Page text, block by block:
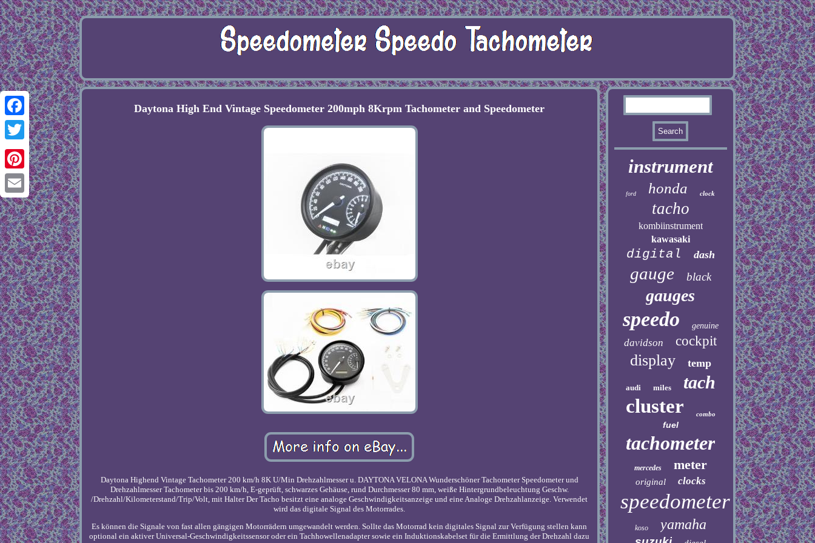
Facebook
Twitter
Pinterest
Email
Daytona High End Vintage Speedometer 200mph 8Krpm Tachometer and Speedometer
Daytona Highend Vintage Tachometer 200 km/h 8K U/Min Drehzahlmesser u. DAYTONA VELONA Wunderschöner Tachometer Speedometer und
Drehzahlmesser Tachometer bis 200 km/h, E-geprüft, schwarzes Gehäuse, rund Durchmesser 80 mm, weiße Hintergrundbeleuchtung Geschw.
/Drehzahl/Kilometerstand/Trip/Volt, mit Halter Der Tacho besitzt eine analoge Geschwindigkeitsanzeige und eine Analoge Drehzahlanzeige. Verwendet
wird das digitale Signal des Motorrades.
Es können die Signale von fast allen gängigen Motorrädern umgewandelt werden. Sollte das Motorrad kein digitales Signal zur Verfügung stellen kann
optional ein aktiver Universal-Geschwindigkeitssensor oder ein Tachhowellenadapter sowie ein Induktionskabelset für die Ermittlung der Drehzahl dazu
instrument
ford honda clock
tacho
kombiinstrument
kawasaki
digital dash
gauge black
gauges
speedo genuine
davidson cockpit
display temp
audi miles tach
cluster combo
fuel
tachometer
mercedes meter
original clocks
speedometer
koso yamaha